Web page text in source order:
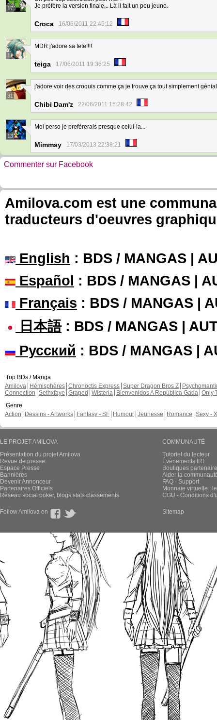
17
Je préfère la version finale... Là il fait un peu jeune.
Croca 16/06/2011 22:45:12
1
MDR j'adore sa tete!!!!
teiga 17/06/2011 19:36:25
31
j'adore voir des croquis comme ça je trouve ça tout simplement
Chibi Dam'z 22/06/2011 15:28:42
13
Moi perso je prefèrerais presque celui-la...
Mimmsy 17/03/2013 22:38:21
Commenter sur Facebook
Amilova.com est une
traducteurs d'oeuvres
English : BDS / MANGAS |
Español : BDS / MANGAS |
Français : BDS / MANGAS |
日本語: BDS / MANGAS |
Русский : BDS / MANGAS |
Top BDs / Manga
Amilova
Hémisphères Chronoctis Express Super Dragon Bros Z
Connection Sethxfaye Graped Wisteria Bienvenidos A República Gada Only
Genre
Action
Dessins - Artworks Fantasy - SF Humour Jeunesse Romance Sexy -
LE PROJET AMILOVA
Présentation du projet Amilova
Revue de presse
Espace Presse
Bannières
Devenir Annonceur
Partenaires Officiels
Réseau social poker, blogs stats classements
COMMUNAUTÉ
Tutoriel du lecteur
Évènements IRL
Boutiques
Aider la
FAQ - Support
Monnaie virtuelle :
CGU - Conditions
Follow Amilova on Sitemap